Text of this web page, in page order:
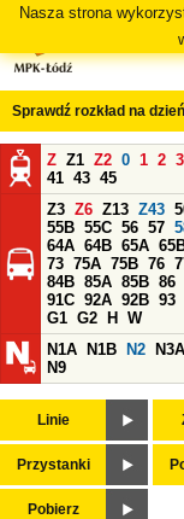
Nasza strona
Sprawdź rozkład na
Z Z1 Z2 0 1 2 3
41 43 45
Z3 Z6 Z13 Z43
55B 55C 56 57
64A 64B 65A
73 75A 75B 76
84B 85A 85B 86
91C 92A 92B 93
G1 G2 H
W
N1A
N1B N2 N3A
N9
Linie
Przystanki
Pobierz